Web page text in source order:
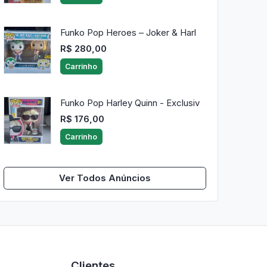
Funko Pop Heroes – Joker & Harl
R$ 280,00
Carrinho
Funko Pop Harley Quinn - Exclusiv
R$ 176,00
Carrinho
Ver Todos Anúncios